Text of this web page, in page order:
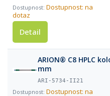
Dostupnost: na
dotaz
Detail
ARION® C8 HPLC
mm
ARI-5734-II21
Dostupnost: na